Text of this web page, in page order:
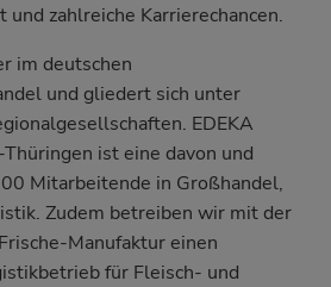
zahlreiche Karrierechancen.
im deutschen
und gliedert sich unter
EDEKA
ist eine davon und
Mitarbeitende in Großhandel,
Zudem betreiben wir mit der
Manufaktur einen
für Fleisch- und